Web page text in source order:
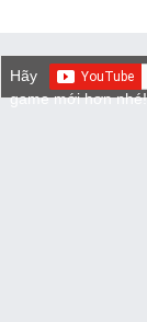
Hãy
game mới hơn nhé!